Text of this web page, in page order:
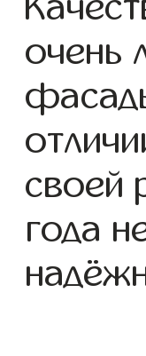
очень
своей
года